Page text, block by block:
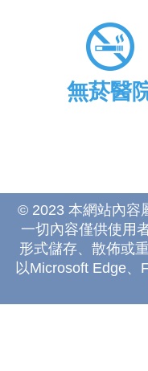
無菸醫
© 2023 本網站內容
一切內容僅供使用
形式儲存、散佈或
以Microsoft Edge、